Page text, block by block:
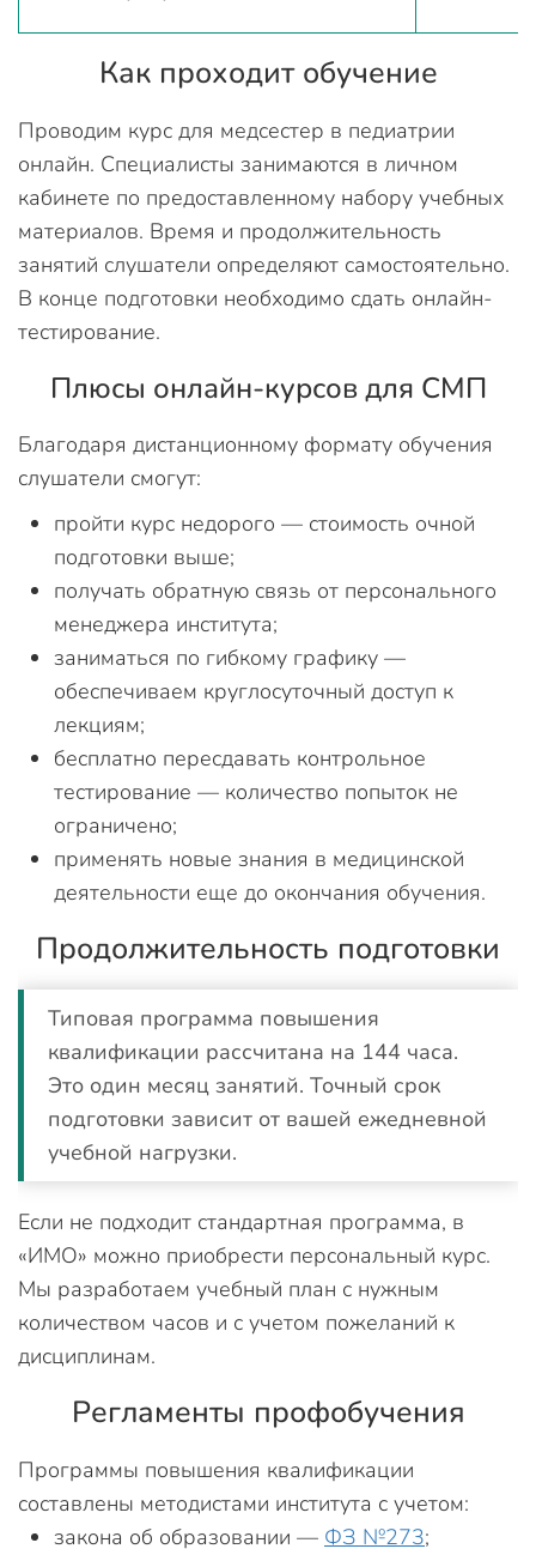
Как проходит обучение
Проводим курс для медсестер в педиатрии
онлайн. Специалисты занимаются в личном
кабинете по предоставленному набору учебных
материалов. Время и продолжительность
занятий слушатели определяют самостоятельно.
В конце подготовки необходимо сдать онлайн-
тестирование.
Плюсы онлайн-курсов для СМП
Благодаря дистанционному формату обучения
слушатели смогут:
пройти курс недорого — стоимость очной
подготовки выше;
получать обратную связь от персонального
менеджера института;
заниматься по гибкому графику —
обеспечиваем круглосуточный доступ к
лекциям;
бесплатно пересдавать контрольное
тестирование — количество попыток не
ограничено;
применять новые знания в медицинской
деятельности еще до окончания обучения.
Продолжительность подготовки
Типовая программа повышения
квалификации рассчитана на 144 часа.
Это один месяц занятий. Точный срок
подготовки зависит от вашей ежедневной
учебной нагрузки.
Если не подходит стандартная программа, в
«ИМО» можно приобрести персональный курс.
Мы разработаем учебный план с нужным
количеством часов и с учетом пожеланий к
дисциплинам.
Регламенты профобучения
Программы повышения квалификации
составлены методистами института с учетом:
закона об образовании — ФЗ №273;